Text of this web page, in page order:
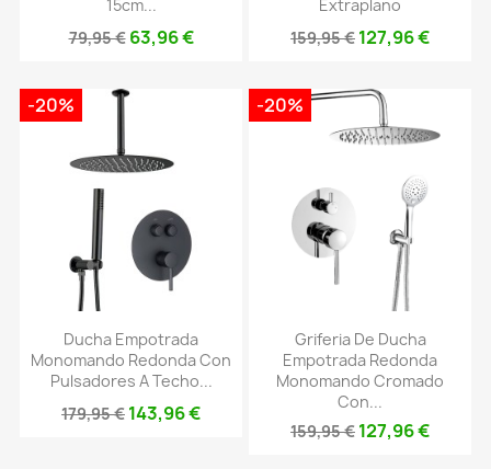
15cm...
79,95 € 63,96 €
Extraplano
159,95 € 127,96 €
Ducha Empotrada
Monomando Redonda Con
Pulsadores A Techo...
179,95 € 143,96 €
-20%
Griferia De Ducha
Empotrada Redonda
Monomando Cromado
Con...
159,95 € 127,96 €
-20%